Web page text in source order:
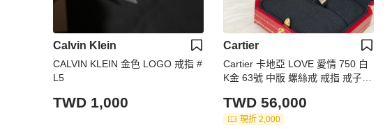
Calvin Klein
CALVIN KLEIN 金色 LOGO 戒指 #
L5
TWD 1,000
Cartier
Cartier 卡地亞 LOVE 愛情 750 白
K金 63號 中版 螺絲戒 戒指 戒子
TWD 56,000
現折 2,000